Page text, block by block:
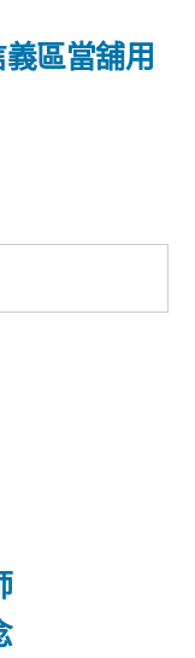
區當舖用